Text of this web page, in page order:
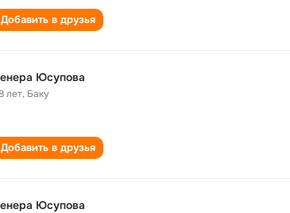
Добавить в друзья
Юсупова
лет, Баку
Добавить в друзья
Юсупова